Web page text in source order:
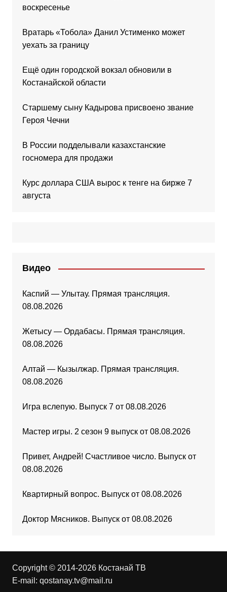
воскресенье
Вратарь «Тобола» Данил Устименко может
уехать за границу
Ещё один городской вокзал обновили в
Костанайской области
Старшему сыну Кадырова присвоено звание
Героя Чечни
В России подделывали казахстанские
госномера для продажи
Курс доллара США вырос к тенге на бирже 7
августа
Видео
Каспий — Улытау. Прямая трансляция.
08.08.2026
Жетысу — Ордабасы. Прямая трансляция.
08.08.2026
Алтай — Кызылжар. Прямая трансляция.
08.08.2026
Игра вслепую. Выпуск 7 от 08.08.2026
Мастер игры. 2 сезон 9 выпуск от 08.08.2026
Привет, Андрей! Счастливое число. Выпуск от
08.08.2026
Квартирный вопрос. Выпуск от 08.08.2026
Доктор Мясников. Выпуск от 08.08.2026
Copyright © 2014-2026 Костанай ТВ
E-mail: qostanay.tv@mail.ru